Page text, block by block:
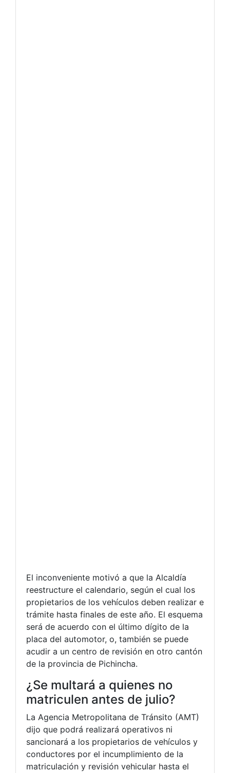
El inconveniente motivó a que la Alcaldía
reestructure el calendario, según el cual los
propietarios de los vehículos deben realizar e
trámite hasta finales de este año. El esquema
será de acuerdo con el último dígito de la
placa del automotor, o, también se puede
acudir a un centro de revisión en otro cantón
de la provincia de Pichincha.
¿Se multará a quienes no
matriculen antes de julio?
La Agencia Metropolitana de Tránsito (AMT)
dijo que podrá realizará operativos ni
sancionará a los propietarios de vehículos y
conductores por el incumplimiento de la
matriculación y revisión vehicular hasta el